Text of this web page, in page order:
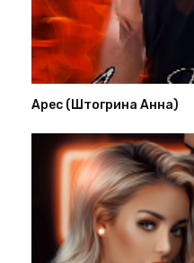
Арес (Штогрина Анна)